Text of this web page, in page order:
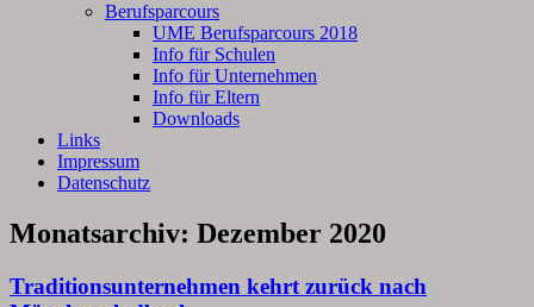
Berufsparcours
UME Berufsparcours 2018
Info für Schulen
Info für Unternehmen
Info für Eltern
Downloads
Links
Impressum
Datenschutz
Monatsarchiv: Dezember 2020
Traditionsunternehmen kehrt zurück nach